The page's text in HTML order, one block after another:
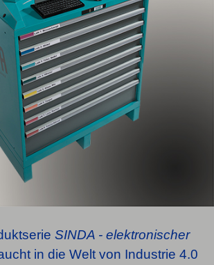
SINDA - elektronischer
in die Welt von Industrie 4.0